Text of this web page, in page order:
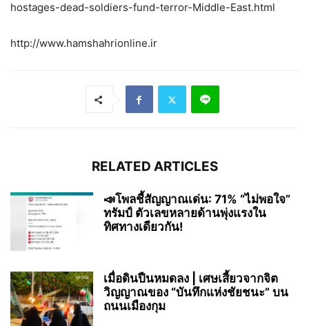
hostages-dead-soldiers-fund-terror-Middle-East.html
http://www.hamshahrionline.ir
RELATED ARTICLES
📣โพลชี้สัญญาณเด่น: 71% “ไม่พอใจ”
ทรัมป์ ตัวเลขหลายด้านพุ่งแรงใน
ทิศทางเดียวกัน!
เมื่อดินปืนหมดลง | เศษเสี้ยวจากจิต
วิญญาณของ “บันทึกแห่งชัยชนะ” บน
ถนนเมืองกุม